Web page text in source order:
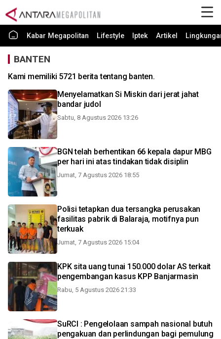
Kabar Megapolitan Lifestyle Iptek Artikel
BANTEN
Kami memiliki 5721 berita tentang banten.
Menyelamatkan Si Miskin dari jerat jahat
bandar judol
Sabtu, 8 Agustus 2026 13:26
BGN telah berhentikan 66 kepala dapur MBG
per hari ini atas tindakan tidak disiplin
Jumat, 7 Agustus 2026 18:55
Polisi tetapkan dua tersangka perusakan
fasilitas pabrik di Balaraja, motifnya pun
terkuak
Jumat, 7 Agustus 2026 15:04
KPK sita uang tunai 150.000 dolar AS terkait
pengembangan kasus KPP Banjarmasin
Rabu, 5 Agustus 2026 21:33
SuRCI : Pengelolaan sampah nasional butuh
pengakuan dan perlindungan bagi pemulung